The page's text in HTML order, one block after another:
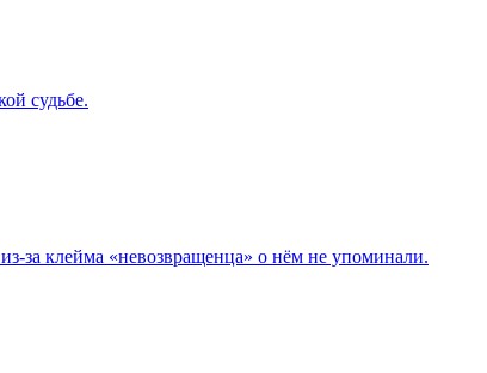
судьбе.
за клейма «невозвращенца» о нём не упоминали.